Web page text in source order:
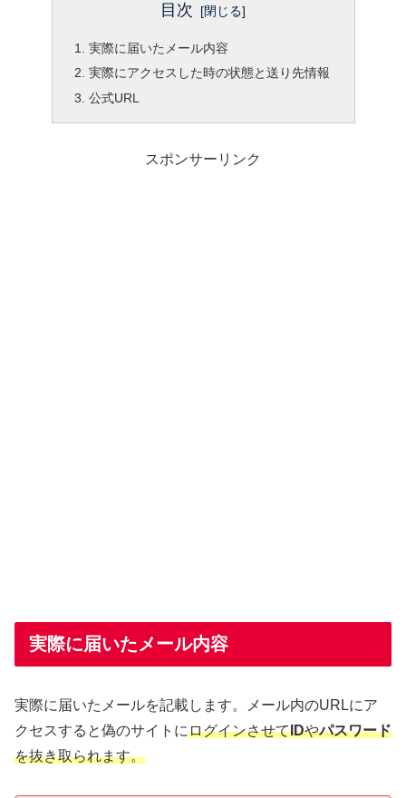
目次
実際に届いたメール内容
実際にアクセスした時の状態と送り先情報
公式URL
スポンサーリンク
実際に届いたメール内容
実際に届いたメールを記載します。メール内のURLにア
クセスすると偽のサイトにログインさせてIDやパスワード
を抜き取られます。